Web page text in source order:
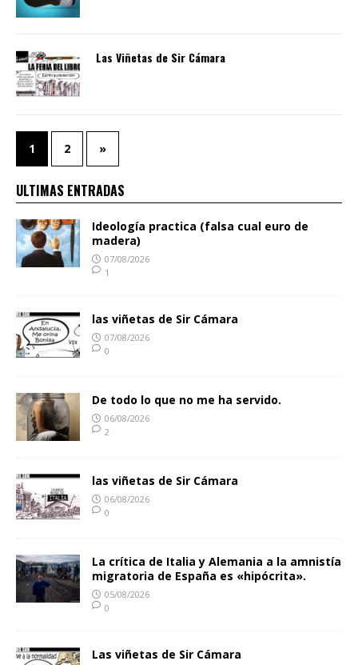
Las Viñetas de Sir Cámara
1 2 »
ULTIMAS ENTRADAS
Ideología practica (falsa cual euro de
madera)
07/08/2026
1
las viñetas de Sir Cámara
07/08/2026
0
De todo lo que no me ha servido.
06/08/2026
2
las viñetas de Sir Cámara
06/08/2026
0
La crítica de Italia y Alemania a la amnistía
migratoria de España es «hipócrita».
05/08/2026
0
Las viñetas de Sir Cámara